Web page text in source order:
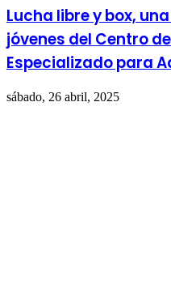
Lucha libre y box,
jóvenes del Centro
Especializado para
sábado, 26 abril, 2025